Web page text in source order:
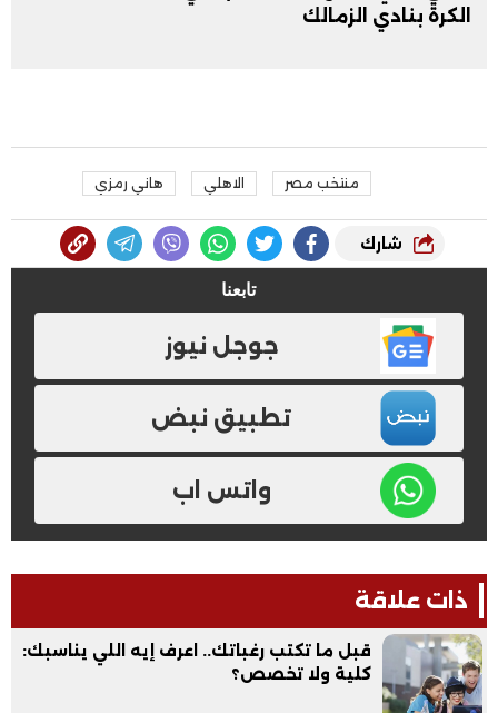
الكرة بنادي الزمالك
منتخب مصر الاهلي هاني رمزي
شارك
تابعنا
جوجل نيوز
تطبيق نبض
واتس اب
ذات علاقة
قبل ما تكتب رغباتك.. اعرف إيه اللي يناسبك:
كلية ولا تخصص؟